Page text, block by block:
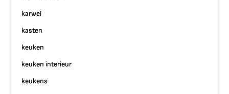
karwei
kasten
keuken
keuken interieur
keukens